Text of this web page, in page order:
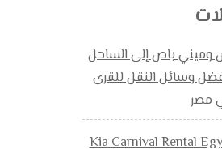
وميني باص إلى الساحل
وسائل النقل للقرى
مصر
Kia Carnival Rental